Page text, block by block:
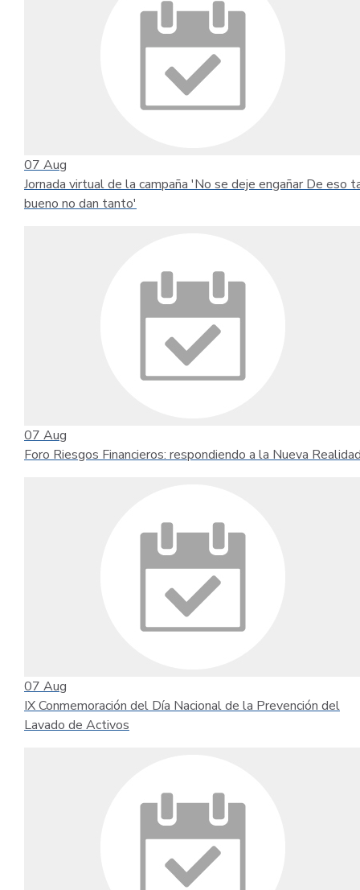
07 Aug
Jornada virtual de la campaña 'No se deje engañar De eso
bueno no dan tanto'
07 Aug
Foro Riesgos Financieros: respondiendo a la Nueva
07 Aug
IX Conmemoración del Día Nacional de la Prevención del
Lavado de Activos